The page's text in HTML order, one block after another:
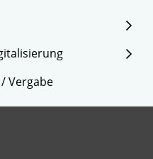
Vergabe